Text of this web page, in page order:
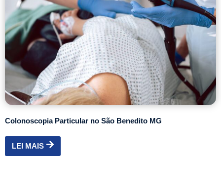
Colonoscopia Particular no São Benedito MG
LEI MAIS